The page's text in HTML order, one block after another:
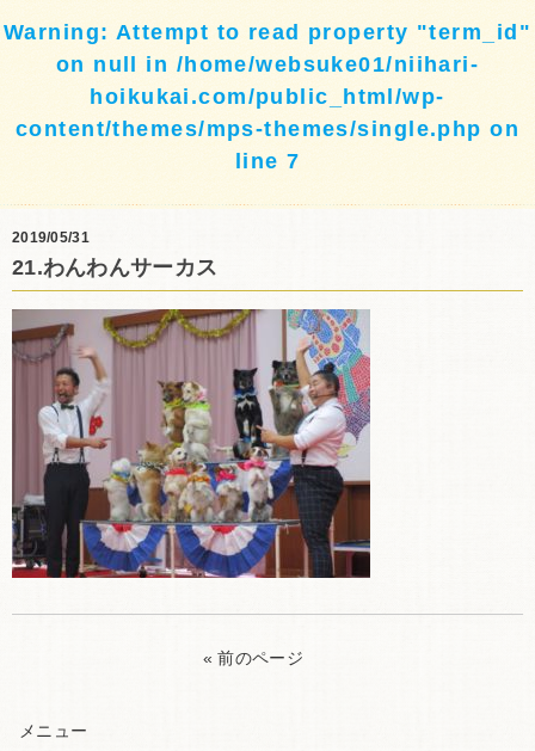
Warning: Attempt to read property "term_id"
on null in /home/websuke01/niihari-
hoikukai.com/public_html/wp-
content/themes/mps-themes/single.php on
line 7
2019/05/31
21.わんわんサーカス
« 前のページ
メニュー